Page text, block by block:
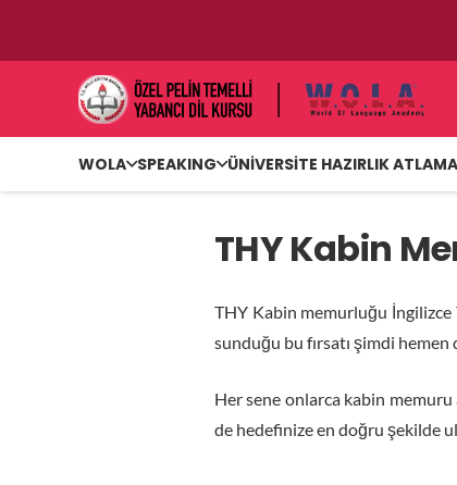
WOLA SPEAKING ÜNİVERSİTE HAZIRLIK ATLAMA
THY Kabin
THY Kabin memurluğu İngilizce
sunduğu bu fırsatı şimdi
Her sene onlarca kabin memuru
de hedefinize en doğru şekilde